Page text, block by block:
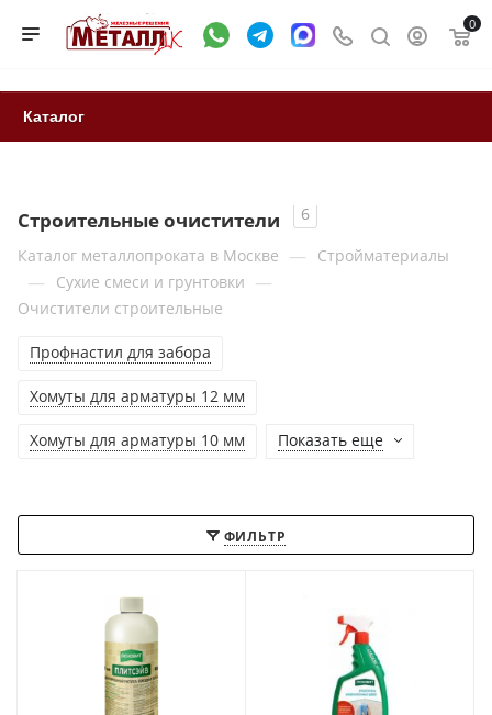
0
Каталог
Строительные очистители
6
Каталог металлопроката в Москве — Стройматериалы
— Сухие смеси и грунтовки —
Очистители строительные
Профнастил для забора
Хомуты для арматуры 12 мм
Хомуты для арматуры 10 мм Показать еще
ФИЛЬТР